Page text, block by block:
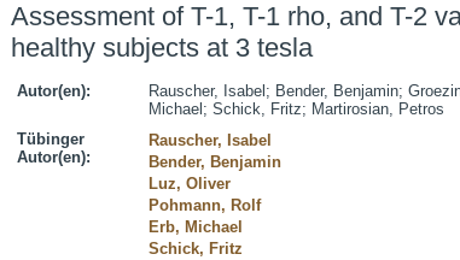
Assessment of T-1, T-1 rho, and T-2
healthy subjects at 3 tesla
Autor(en): Rauscher, Isabel ; Bender, Benjamin;
Michael ; Schick, Fritz; Martirosian, Petros
Tübinger
Autor(en):
Rauscher, Isabel
Bender, Benjamin
Luz, Oliver
Pohmann, Rolf
Erb, Michael
Schick, Fritz